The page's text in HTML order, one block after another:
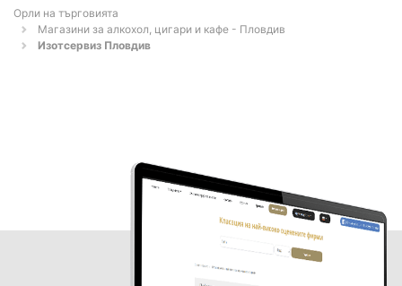
Орли на търговията
Магазини за алкохол, цигари и кафе - Пловдив
Изотсервиз Пловдив